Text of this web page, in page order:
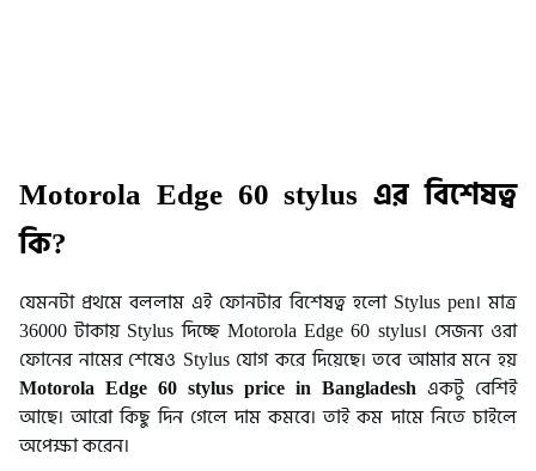
Motorola Edge 60 stylus এর বিশেষত্ব
কি?
যেমনটা প্রথমে বললাম এই ফোনটার বিশেষত্ব হলো Stylus pen। মাত্র
36000 টাকায় Stylus দিচ্ছে Motorola Edge 60 stylus। সেজন্য ওরা
ফোনের নামের শেষেও Stylus যোগ করে দিয়েছে। তবে আমার মনে হয়
Motorola Edge 60 stylus price in Bangladesh একটু বেশিই
আছে। আরো কিছু দিন গেলে দাম কমবে। তাই কম দামে নিতে চাইলে
অপেক্ষা করেন।